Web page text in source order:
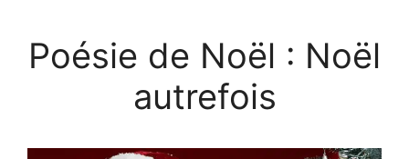
Poésie de Noël : Noël
autrefois